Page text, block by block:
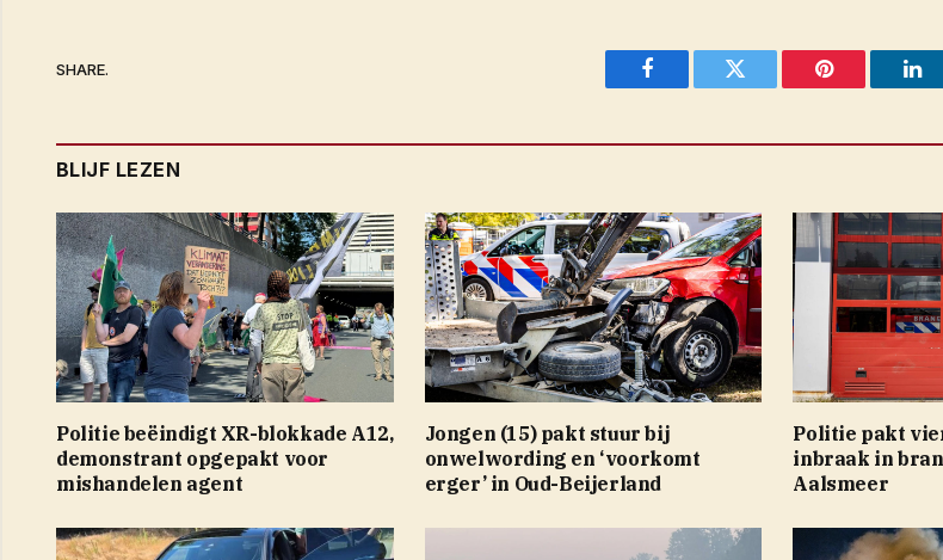
SHARE.
Facebook Twitter Pinterest
BLIJF LEZEN
Politie beëindigt XR-blokkade A12,
demonstrant opgepakt voor
mishandelen agent
Jongen (15) pakt stuur bij
onwelwording en ‘voorkomt
erger’ in Oud-Beijerland
Politie pakt
inbraak in
Aalsmeer